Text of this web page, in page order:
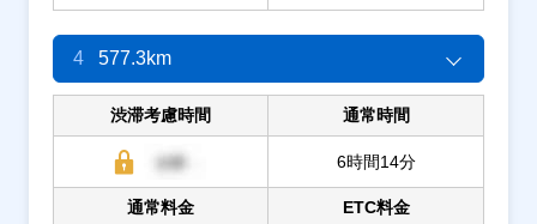
4 577.3km
渋滞考慮時間 通常時間
6時間14分
通常料金 ETC料金